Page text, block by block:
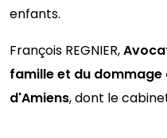
enfants.
François REGNIER,
famille et du
d'Amiens, dont le